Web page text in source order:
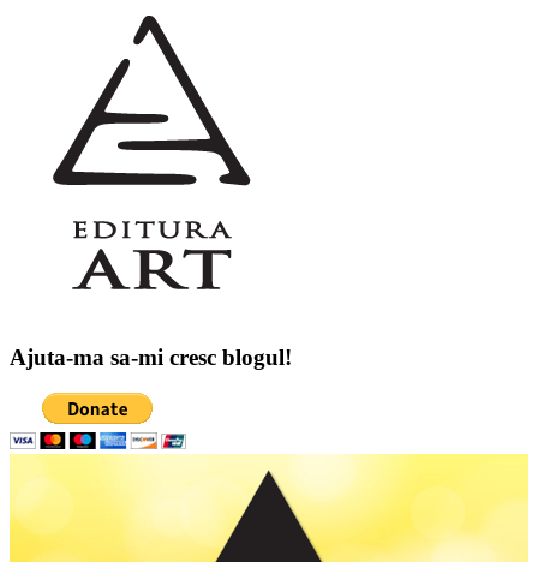
Ajuta-ma sa-mi cresc blogul!